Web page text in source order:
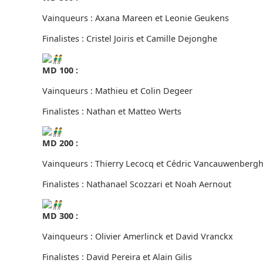
Vainqueurs : Axana Mareen et Leonie Geukens
Finalistes : Cristel Joiris et Camille Dejonghe
MD 100 :
Vainqueurs : Mathieu et Colin Degeer
Finalistes : Nathan et Matteo Werts
MD 200 :
Vainqueurs : Thierry Lecocq et Cédric
Finalistes : Nathanael Scozzari et Noah Aernout
MD 300 :
Vainqueurs : Olivier Amerlinck et David Vranckx
Finalistes : David Pereira et Alain Gilis